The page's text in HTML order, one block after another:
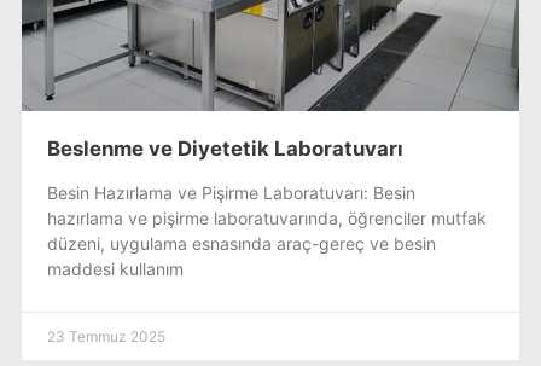
Beslenme ve Diyetetik Laboratuvarı
Besin Hazırlama ve Pişirme Laboratuvarı: Besin
hazırlama ve pişirme laboratuvarında, öğrenciler mutfak
düzeni, uygulama esnasında araç-gereç ve besin
maddesi kullanım
23 Temmuz 2025